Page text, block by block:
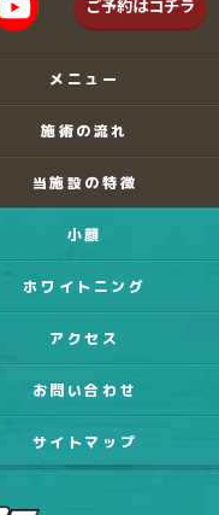
ご予約はコチラ
メニュー
施術の流れ
当施設の特徴
小顔
ホワイトニング
アクセス
お問い合わせ
サイトマップ